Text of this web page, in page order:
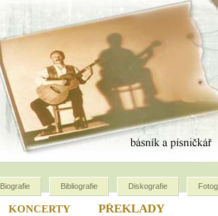
Biografie Bibliografie Diskografie
PŘEKLADY
KONCERTY